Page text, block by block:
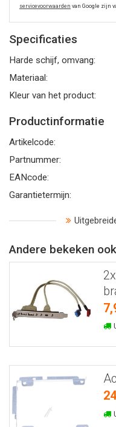
servicevoorwaarden van Google zijn
Specificaties
Harde schijf, omvang:
Materiaal:
Kleur van het product:
Productinformatie
Artikelcode:
Partnummer:
EANcode:
Garantietermijn:
Andere bekeken ook